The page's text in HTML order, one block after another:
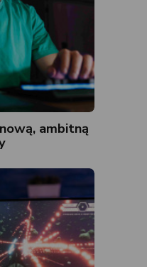
ambitną